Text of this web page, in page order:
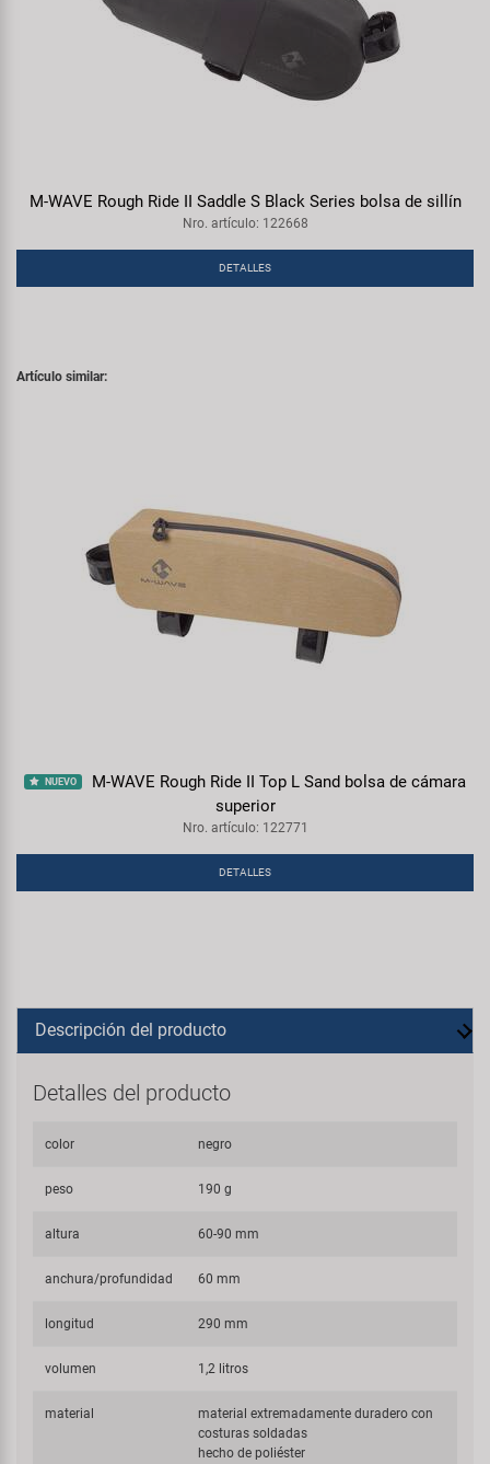
M-WAVE Rough Ride II Saddle S Black Series bolsa de sillín
Nro. artículo: 122668
DETALLES
Artículo similar:
NUEVO
M-WAVE Rough Ride II Top L Sand bolsa de cámara
superior
Nro. artículo: 122771
DETALLES
Descripción del producto
Detalles del producto
color negro
peso 190 g
altura 60-90 mm
anchura/profundidad 60 mm
longitud 290 mm
volumen 1,2 litros
material
material extremadamente duradero con
costuras soldadas
hecho de poliéster